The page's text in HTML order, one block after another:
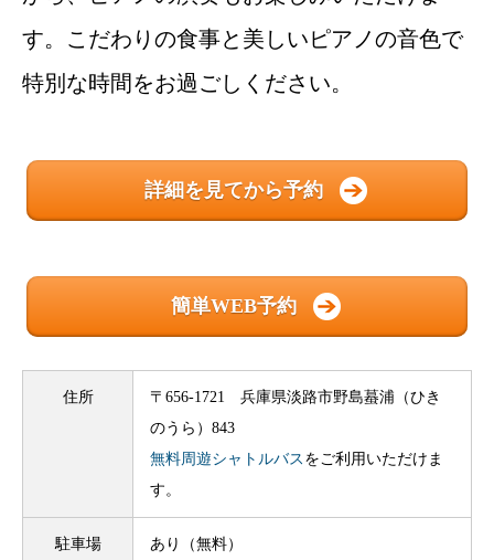
す。こだわりの食事と美しいピアノの音色で
特別な時間をお過ごしください。
詳細を見てから予約
簡単WEB予約
住所
〒656-1721 兵庫県淡路市野島蟇浦（ひき
のうら）843
無料周遊シャトルバス をご利用いただけま
す。
駐車場 あり（無料）